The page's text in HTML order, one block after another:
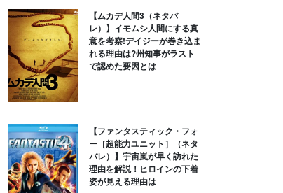
【ムカデ人間3（ネタバ
レ）】イモムシ人間にする真
意を考察!デイジーが巻き込ま
れる理由は?州知事がラスト
で認めた要因とは
【ファンタスティック・フォ
ー［超能力ユニット］（ネタ
バレ）】宇宙嵐が早く訪れた
理由を解説！ヒロインの下着
姿が見える理由は